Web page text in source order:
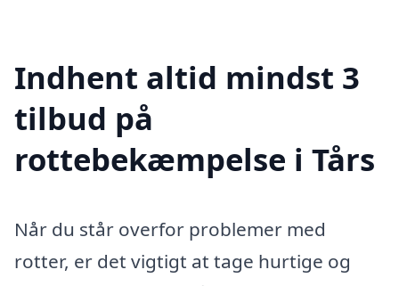
Indhent altid mindst 3
tilbud på
rottebekæmpelse i Tårs
Når du står overfor problemer med
rotter, er det vigtigt at tage hurtige og